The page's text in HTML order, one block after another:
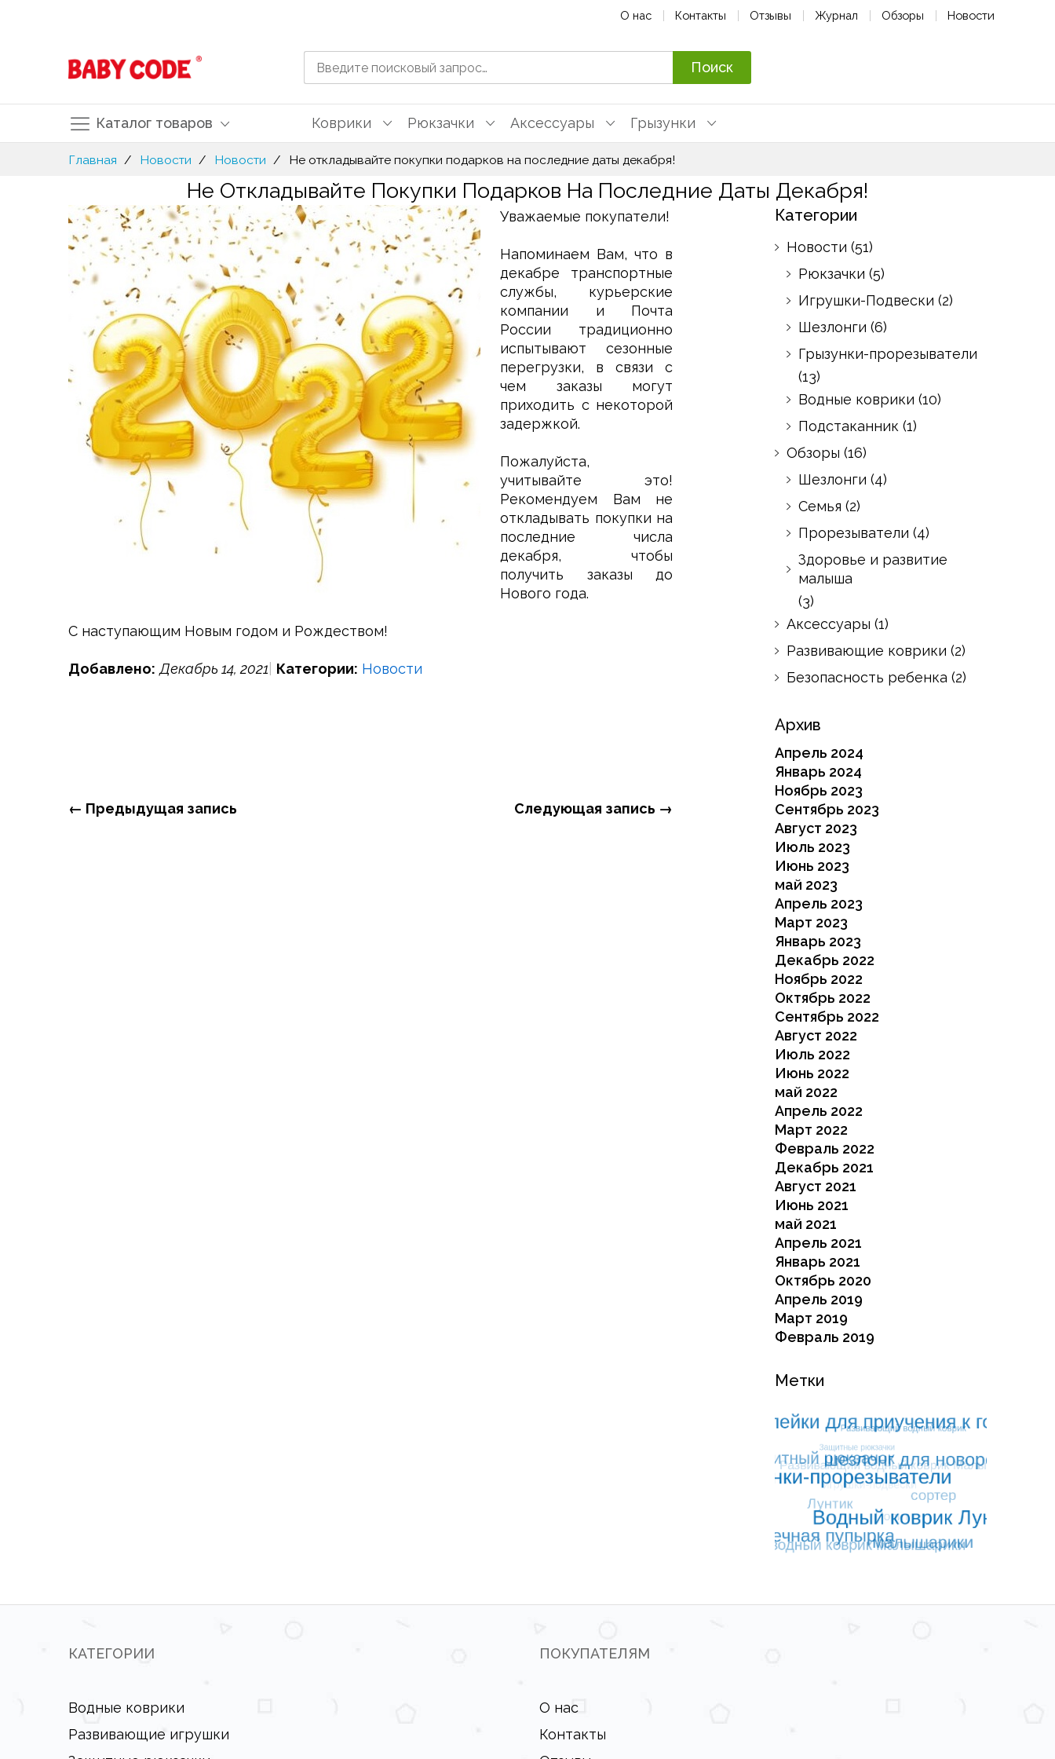
О нас Контакты Отзывы Журнал Обзоры Новости
Каталог товаров
Поиск
Коврики Рюкзачки Аксессуары
Грызунки
Главная Новости Новости Не откладывайте покупки подарков на последние даты декабря!
Не Откладывайте Покупки Подарков На Последние Даты Декабря!
Уважаемые покупатели!
Напоминаем Вам, что в
декабре транспортные
службы, курьерские
компании и Почта
России традиционно
испытывают сезонные
перегрузки, в связи с
чем заказы могут
приходить с некоторой
задержкой.
Пожалуйста,
учитывайте это!
Рекомендуем Вам не
откладывать покупки на
последние числа
декабря, чтобы
получить заказы до
Нового года.
С наступающим Новым годом и Рождеством!
Добавлено: Декабрь 14, 2021 Категории: Новости
← Предыдущая запись Следующая запись →
Категории
Новости (51)
Рюкзачки (5)
Игрушки-Подвески (2)
Шезлонги (6)
Грызунки-прорезыватели
(13)
Водные коврики (10)
Подстаканник (1)
Обзоры (16)
Шезлонги (4)
Семья (2)
Прорезыватели (4)
Здоровье и развитие
малыша
(3)
Аксессуары (1)
Развивающие коврики (2)
Безопасность ребенка (2)
Архив
Апрель 2024
Январь 2024
Ноябрь 2023
Сентябрь 2023
Август 2023
Июль 2023
Июнь 2023
май 2023
Апрель 2023
Март 2023
Январь 2023
Декабрь 2022
Ноябрь 2022
Октябрь 2022
Сентябрь 2022
Август 2022
Июль 2022
Июнь 2022
май 2022
Апрель 2022
Март 2022
Февраль 2022
Декабрь 2021
Август 2021
Июнь 2021
май 2021
Апрель 2021
Январь 2021
Октябрь 2020
Апрель 2019
Март 2019
Февраль 2019
Метки
КАТЕГОРИИ
Водные коврики
Развивающие игрушки
ПОКУПАТЕЛЯМ
О нас
Контакты